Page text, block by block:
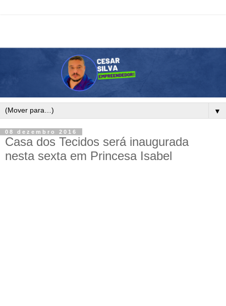
▼
08 dezembro 2016
Casa dos Tecidos será inaugurada
nesta sexta em Princesa Isabel